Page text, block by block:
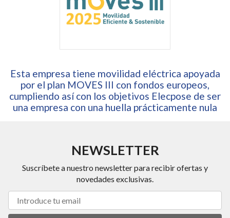
Esta empresa tiene movilidad eléctrica apoyada
por el plan MOVES III con fondos europeos,
cumpliendo así con los objetivos Elecpose de ser
una empresa con una huella prácticamente nula
NEWSLETTER
Suscríbete a nuestro newsletter para recibir ofertas y
novedades exclusivas.